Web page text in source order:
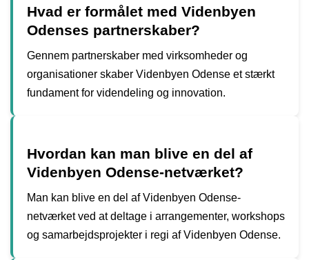
Hvad er formålet med Videnbyen
Odenses partnerskaber?
Gennem partnerskaber med virksomheder og
organisationer skaber Videnbyen Odense et stærkt
fundament for videndeling og innovation.
Hvordan kan man blive en del af
Videnbyen Odense-netværket?
Man kan blive en del af Videnbyen Odense-
netværket ved at deltage i arrangementer, workshops
og samarbejdsprojekter i regi af Videnbyen Odense.